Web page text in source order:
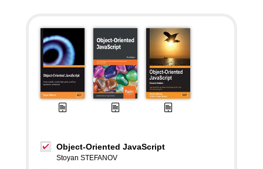
Object-Oriented JavaScript
Stoyan STEFANOV